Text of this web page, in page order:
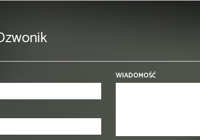
WIADOMOŚĆ